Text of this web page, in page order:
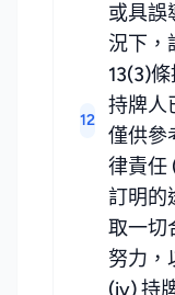
12
或具誤
況下，
13(3)
持牌人
僅供參
律責任
訂明的
取一切
努力，
(iv) 持